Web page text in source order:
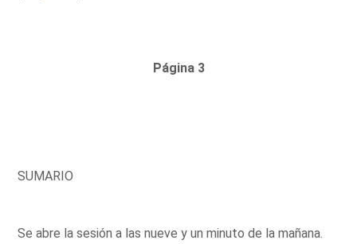
Página 3
SUMARIO
Se abre la sesión a las nueve y un minuto de la mañana.